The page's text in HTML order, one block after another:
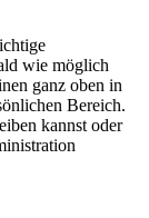
wie möglich
ganz oben in
Bereich.
kannst oder